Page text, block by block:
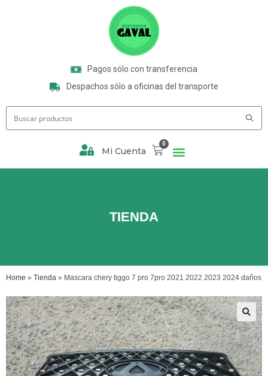
Pagos sólo con transferencia
Despachos sólo a oficinas del transporte
Mi Cuenta
0
TIENDA
Home » Tienda » Mascara chery tiggo 7 pro 7pro 2021 2022 2023 2024 daños